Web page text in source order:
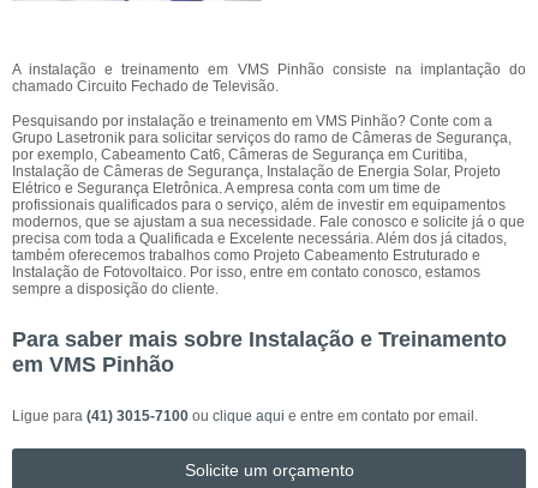
A instalação e treinamento em VMS Pinhão consiste na implantação do
chamado Circuito Fechado de Televisão.
Pesquisando por instalação e treinamento em VMS Pinhão? Conte com a
Grupo Lasetronik para solicitar serviços do ramo de Câmeras de Segurança,
por exemplo, Cabeamento Cat6, Câmeras de Segurança em Curitiba,
Instalação de Câmeras de Segurança, Instalação de Energia Solar, Projeto
Elétrico e Segurança Eletrônica. A empresa conta com um time de
profissionais qualificados para o serviço, além de investir em equipamentos
modernos, que se ajustam a sua necessidade. Fale conosco e solicite já o que
precisa com toda a Qualificada e Excelente necessária. Além dos já citados,
também oferecemos trabalhos como Projeto Cabeamento Estruturado e
Instalação de Fotovoltaico. Por isso, entre em contato conosco, estamos
sempre a disposição do cliente.
Para saber mais sobre Instalação e Treinamento
em VMS Pinhão
Ligue para (41) 3015-7100 ou clique aqui e entre em contato por email.
Solicite um orçamento